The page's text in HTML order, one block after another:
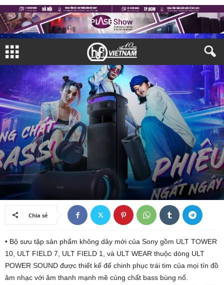
TRIỂN LÃM TRIỂN LÃM TRONG NƯỚC
Quang Huy - 04/09/2024
Chia sẻ
• Bộ sưu tập sản phẩm không dây mới của Sony gồm ULT TOWER
10, ULT FIELD 7, ULT FIELD 1, và ULT WEAR thuộc dòng ULT
POWER SOUND được thiết kế để chinh phục trái tim của mọi tín đồ
âm nhạc với âm thanh mạnh mẽ cùng chất bass bùng nổ.